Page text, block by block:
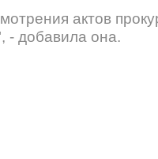
актов
- добавила она.